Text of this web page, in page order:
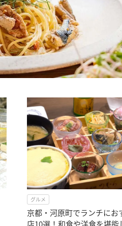
グルメ
京都・河原町でランチにお
店10選！和食や洋食を堪能